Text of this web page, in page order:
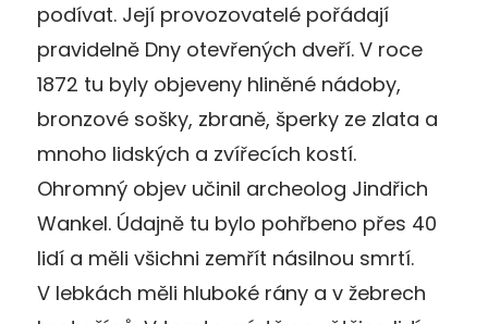
podívat. Její provozovatelé pořádají
pravidelně Dny otevřených dveří. V roce
1872 tu byly objeveny hliněné nádoby,
bronzové sošky, zbraně, šperky ze zlata a
mnoho lidských a zvířecích kostí.
Ohromný objev učinil archeolog Jindřich
Wankel. Údajně tu bylo pohřbeno přes 40
lidí a měli všichni zemřít násilnou smrtí.
V lebkách měli hluboké rány a v žebrech